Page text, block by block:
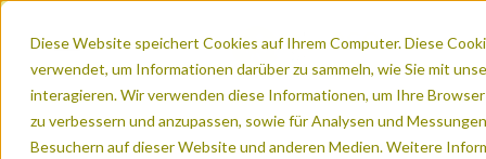
Diese Website speichert Cookies auf Ihrem Computer. Diese
verwendet, um Informationen darüber zu sammeln, wie Sie mit
interagieren. Wir verwenden diese Informationen, um Ihre
zu verbessern und anzupassen, sowie für Analysen und
Besuchern auf dieser Website und anderen Medien. Weitere